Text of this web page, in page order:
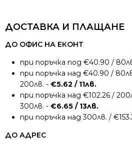
ДОСТАВКА И ПЛАЩАНЕ
ДО ОФИС НА ЕКОНТ
при поръчка под €40.90 /
при поръчка над €40.90 /
200лв. - €5.62 / 11лв.
при поръчка над €102.26 /
300лв. - €6.65 / 13лв.
при поръчка над 300лв. /
ДО АДРЕС